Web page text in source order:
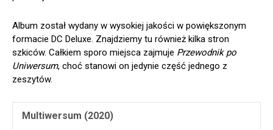
Album został wydany w wysokiej jakości w powiększonym
formacie DC Deluxe. Znajdziemy tu również kilka stron
szkiców. Całkiem sporo miejsca zajmuje Przewodnik po
Uniwersum, choć stanowi on jedynie część jednego z
zeszytów.
Multiwersum (2020)